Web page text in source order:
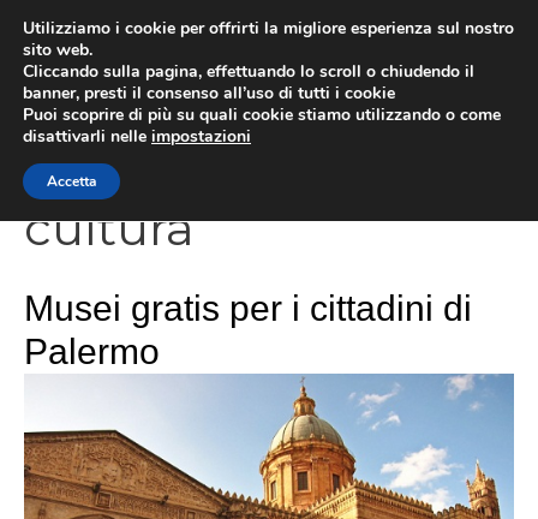
contenuto
cultura
Musei gratis per i cittadini di
Palermo
Utilizziamo i cookie per offrirti la migliore esperienza sul nostro
sito web.
Cliccando sulla pagina, effettuando lo scroll o chiudendo il
banner, presti il consenso all’uso di tutti i cookie
Puoi scoprire di più su quali cookie stiamo utilizzando o come
disattivarli nelle impostazioni
Accetta